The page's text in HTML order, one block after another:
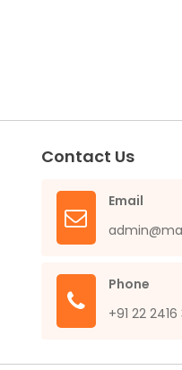
Contact Us
Email
Phone
+91 22 2416